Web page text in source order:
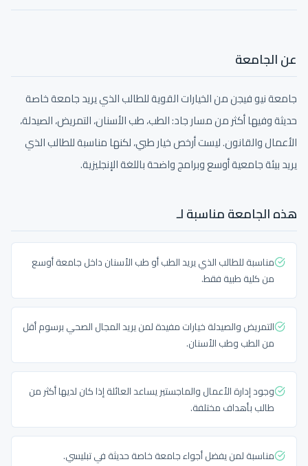
عن الجامعة
جامعة نيو فيجن من الخيارات القوية للطالب الذي يريد جامعة خاصة
حديثة وفيها أكثر من مسار جاد: الطب، طب الأسنان، التمريض، الصيدلة،
الأعمال والقانون. ليست أرخص خيار طبي، لكنها مناسبة للطالب الذي
يريد بيئة جامعية أوسع وبرامج واضحة باللغة الإنجليزية.
هذه الجامعة مناسبة لـ
مناسبة للطالب الذي يريد الطب أو طب الأسنان داخل جامعة أوسع
من كلية طبية فقط.
التمريض والصيدلة خيارات مفيدة لمن يريد المجال الصحي برسوم أقل
من الطب وطب الأسنان.
وجود إدارة الأعمال والماجستير يساعد العائلة إذا كان لديها أكثر من
طالب بأهداف مختلفة.
مناسبة لمن يفضل أجواء جامعة خاصة حديثة في تبليسي.